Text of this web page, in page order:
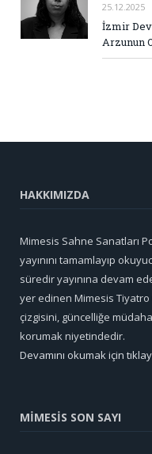
25.12.2025
İzmir
Arzunun
HAKKIMIZDA
Mimesis Sahne Sanatları
yayınını tamamlayıp
süredir yayınına devam
yer edinen Mimesis Tiyatro
çizgisini, güncelliğe
korumak niyetindedir.
Devamını okumak için
MİMESİS SON SAYI